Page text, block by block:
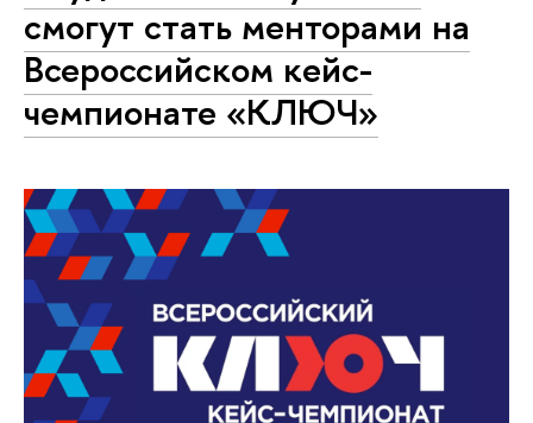
смогут стать менторами на
Всероссийском кейс-
чемпионате «КЛЮЧ»